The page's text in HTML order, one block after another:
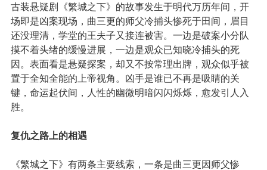
古装悬疑剧《繁城之下》的故事发生于明代万历年间，开
场即是凶案现场，曲三更的师父冷捕头惨死于田间，眉目
还没理清，学堂的王夫子又接连被害。一边是破案小分队
摸不着头绪的缓慢进展，一边是观众已知晓冷捕头的死
因。表面看是悬疑探案，却又不按常理出牌，观众似乎被
置于全知全能的上帝视角。凶手是谁已不再是吸睛的关
键，命运起伏间，人性的幽微明暗闪闪烁烁，愈发引人入
胜。
复仇之路上的相遇
《繁城之下》有两条主要线索，一条是曲三更因师父惨